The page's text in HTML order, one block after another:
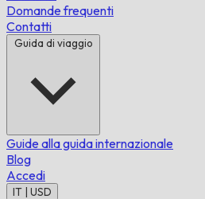
Domande frequenti
Contatti
Guida di viaggio
Guide alla guida internazionale
Blog
Accedi
IT | USD